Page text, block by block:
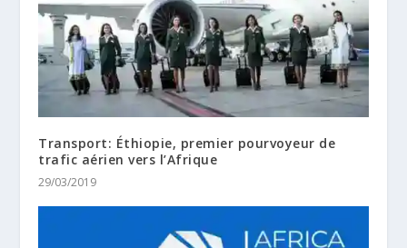
Transport: Éthiopie, premier pourvoyeur de
trafic aérien vers l’Afrique
29/03/2019